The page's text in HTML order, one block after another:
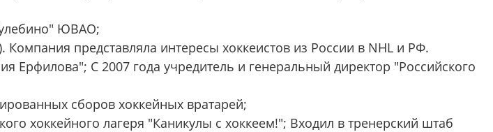
ЮВАО;
представляла интересы хоккеистов из России в NHL и РФ.
Ерфилова"; С 2007 года учредитель и генеральный директор "Российского
сборов хоккейных вратарей;
хоккейного лагеря "Каникулы с хоккеем!"; Входил в тренерский штаб